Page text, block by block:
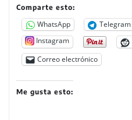
Comparte esto:
WhatsApp
Telegram
Instagram
Correo electrónico
Me gusta esto: